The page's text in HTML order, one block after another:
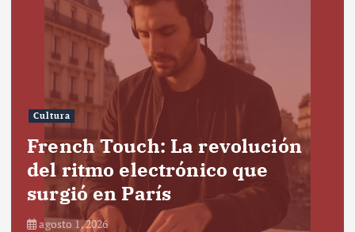
Cultura
French Touch: La revolución
del ritmo electrónico que
surgió en París
agosto 1, 2026